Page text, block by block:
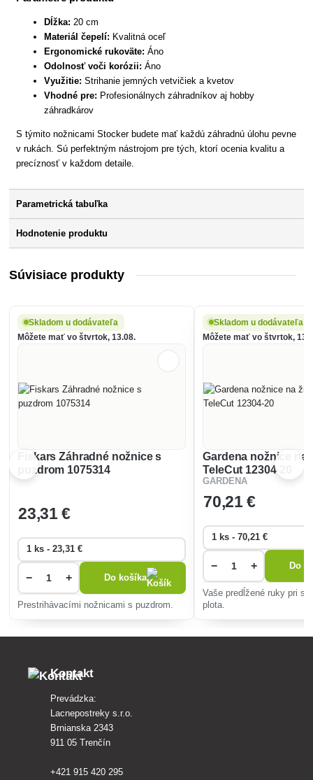
Dĺžka: 20 cm
Materiál čepelí: Kvalitná oceľ
Ergonomické rukoväte: Áno
Odolnosť voči korózii: Áno
Využitie: Strihanie jemných vetvičiek a kvetov
Vhodné pre: Profesionálnych záhradníkov aj hobby
záhradkárov
S týmito nožnicami Stocker budete mať každú záhradnú úlohu pevne
v rukách. Sú perfektným nástrojom pre tých, ktorí ocenia kvalitu a
precíznosť v každom detaile.
Parametrická tabuľka
Hodnotenie produktu
Súvisiace produkty
Skladom u dodávateľa
Môžete mať vo štvrtok, 13.08.
Fiskars Záhradné nožnice s
puzdrom 1075314
23,31 €
− + Do košíka
Prestrihávacími nožnicami s puzdrom.
Skladom u dodávateľa
Môžete mať vo štvrtok,
Gardena nožnice na
TeleCut 12304-20
GARDENA
70,21 €
− + Do
Vaše predĺžené ruky pri
plota.
Kontakt
Prevádzka:
Lacnepostreky s.r.o.
Brnianska 2343
911 05 Trenčín
+421 915 420 295